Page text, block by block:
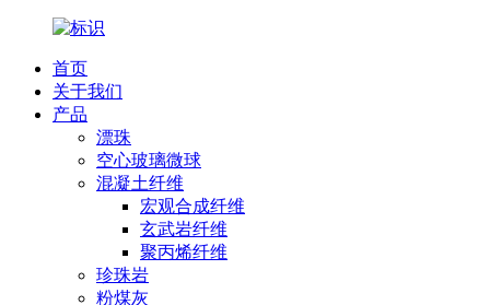
首页
关于我们
产品
漂珠
空心玻璃微球
混凝土纤维
宏观合成纤维
玄武岩纤维
聚丙烯纤维
珍珠岩
粉煤灰